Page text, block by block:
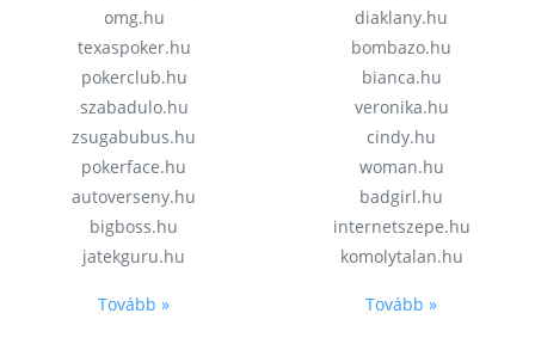
omg.hu
texaspoker.hu
pokerclub.hu
szabadulo.hu
zsugabubus.hu
pokerface.hu
autoverseny.hu
bigboss.hu
jatekguru.hu
Tovább »
diaklany.hu
bombazo.hu
bianca.hu
veronika.hu
cindy.hu
woman.hu
badgirl.hu
internetszepe.hu
komolytalan.hu
Tovább »